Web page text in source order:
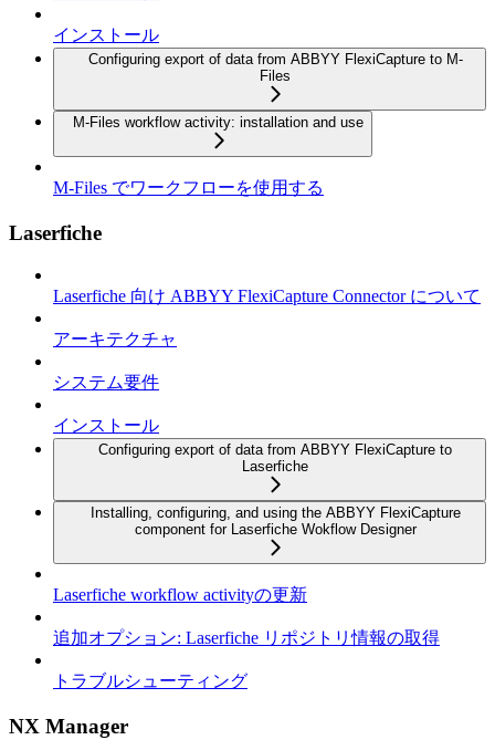
インストール
Configuring export of data from ABBYY FlexiCapture to M-
Files
M-Files workflow activity: installation and use
M-Files でワークフローを使用する
Laserfiche
Laserfiche 向け ABBYY FlexiCapture Connector について
アーキテクチャ
システム要件
インストール
Configuring export of data from ABBYY FlexiCapture to
Laserfiche
Installing, configuring, and using the ABBYY FlexiCapture
component for Laserfiche Wokflow Designer
Laserfiche workflow activityの更新
追加オプション: Laserfiche リポジトリ情報の取得
トラブルシューティング
NX Manager